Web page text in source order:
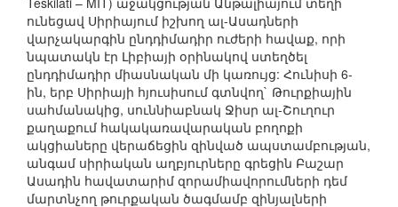
ունեցավ Սիրիայում իշխող ալ-Ասադների
վարչակարգին ընդդիմադիր ուժերի հավաք, որի
նպատակն էր Լիբիայի օրինակով ստեղծել
ընդդիմադիր միասնական մի կառույց: Հունիսի 6-
ին, երբ Սիրիայի հյուսիսում գտնվող` Թուրքիային
սահմանակից, սուննիաբնակ Ջիսր ալ-Շուղուր
քաղաքում հակակառավարական բողոքի
ակցիաները վերաճեցին զինված ապստամբության,
անգամ սիրիական աղբյուրները գրեցին Բաշար
Ասադին հավատարիմ զորամիավորումների դեմ
մարտնչող թուրքական ծագմամբ զինյալների